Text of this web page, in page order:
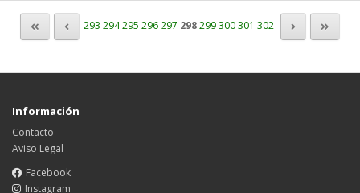
293 294295 296297 298299300301 302
Información
Contacto
Aviso Legal
Facebook
Instagram